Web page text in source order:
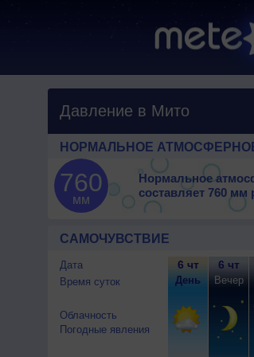
Давление в Мито
НОРМАЛЬНОЕ
760
мм
Нормальное
составляет 760 мм
САМОЧУВСТВИЕ
Дата
Время суток
Облачность
Погодные явления
6 чт
День
6 чт
Вечер